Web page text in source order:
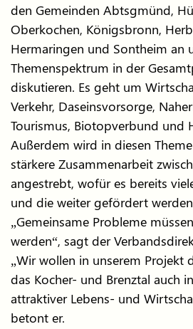
den Gemeinden Abtsgmünd,
Oberkochen, Königsbronn,
Hermaringen und Sontheim an
Themenspektrum in der
diskutieren. Es geht um
Verkehr, Daseinsvorsorge,
Tourismus, Biotopverbund und
Außerdem wird in diesen
stärkere Zusammenarbeit
angestrebt, wofür es bereits
und die weiter gefördert
„Gemeinsame Probleme
werden“, sagt der
„Wir wollen in unserem Projekt
das Kocher- und Brenztal auch
attraktiver Lebens- und
betont er.